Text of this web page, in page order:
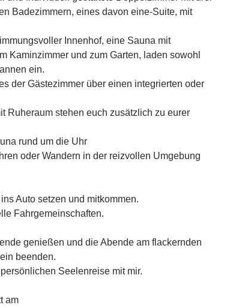
Badezimmern, eines davon eine-Suite, mit
Innenhof, eine Sauna mit
Kaminzimmer und zum Garten, laden sowohl
ein.
der Gästezimmer über einen integrierten oder
Ruheraum stehen euch zusätzlich zu eurer
rund um die Uhr
oder Wandern in der reizvollen Umgebung
Auto setzen und mitkommen.
Fahrgemeinschaften.
genießen und die Abende am flackernden
beenden.
Seelenreise mit mir.
am